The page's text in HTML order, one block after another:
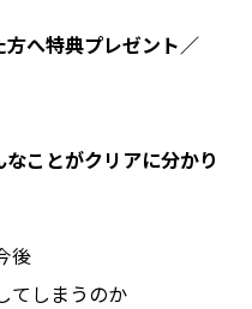
へ特典プレゼント／
ことがクリアに分かり
後
てしまうのか